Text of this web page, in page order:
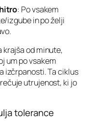
: Po vsakem
izgube in po želji
krajša od minute,
um po vsakem
izčrpanosti. Ta ciklus
utrujenost, ki jo
tolerance